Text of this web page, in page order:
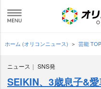
ホーム (オリコンニュース) 芸能 TOP
ニュース SNS発
SEIKIN、3歳息子&